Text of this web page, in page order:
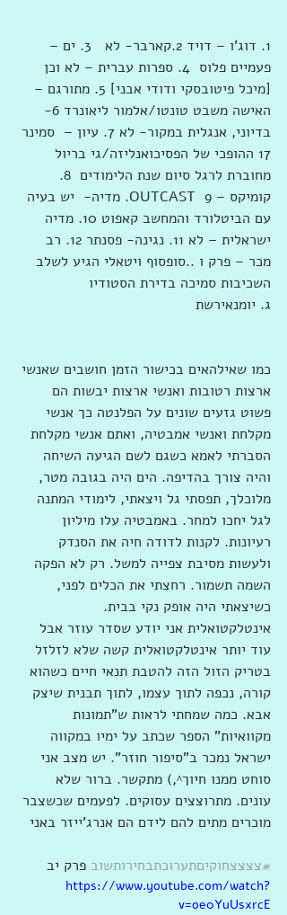
1. דוג'ו – דויד 2.קארבר- לא   3. ים –
פעמיים פלוס  4. ספרות עברית – לא וכן
[מיכל פיטובסקי ודודי אבני] 5. מתורגם –
האישה משבט טונטו/אלמור ליאונרד 6-
בדיוני, אנגלית במקור- לא 7. עיון –  סמינר
17 ההופכי של הפסיכואנליזה/גי בריול
מחוברת לרגל סיום שנת הלימודים  8.
קומיקס – OUTCAST  9. מדיה-  יש בעיה
עם הביטלורד והמחשב קאפוט 10. מדיה
ישראלית – לא 11. נגינה- פסנתר 12. רב
מכר – פרק ו ..סופסוף ויטאלי הגיע לשלב
השכיבות סמיכה בדירת הסטודיו
ג. יומנאירשת
כמו שאילהאים בכישור הזמן חושבים שאנשי
ארצות רטובות ואנשי ארצות יבשות הם
פשוט גזעים שונים על הפלנטה כך אנשי
מקלחת ואנשי אמבטיה, ואתם אנשי מקלחת
הסברתי לאמא כשגם לשם הגיעה השיחה
והיה צורך בהדיפה. הים היה בגובה מטר,
מלוכלך, תפסתי גל ויצאתי, לימודי המתנה
לגל יחכו למחר. באמבטיה עלו מיליון
רעיונות. לקנות לדודה חיה את הסנדק
ולעשות מסיבת צפייה למשל. רק לא הפקה
השמה תשמור. רחצתי את הכלים לפני,
כשיצאתי היה אופק נקי בבית.
אינטלקטואלית אני יודע שסדר עוזר אבל
עוד יותר אינטלקטואלית קשה שלא לזלזל
בטריק הזול הזה להטבת תנאי חיים כשהוא
קורה, נכפה לתוך עצמו, לתוך תבנית שיצק
אבא. כמה שמחתי לראות ש"תמונות
מקוואיות" הספר שכתב על ימיו במקווה
ישראל נמכר ב"סיפור חוזר". יש מצב אני
סוחט ממנו חיוך^,) מתקשר. ברור שלא
עונים. מתרוצצים עסוקים. לפעמים שכשצבר
מוכרים מתים להם לידם הם אנרג'ייזר באני
#צצצצחוקיםתערוכתבחירותשוב פרק יב
https://www.youtube.com/watch?
v=oe0YuUsxrcE